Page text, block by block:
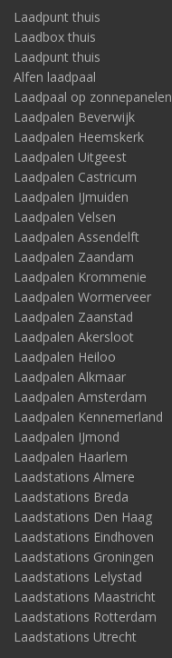
Laadpunt thuis
Laadbox thuis
Laadpunt thuis
Alfen laadpaal
Laadpaal op zonnepanelen
Laadpalen Beverwijk
Laadpalen Heemskerk
Laadpalen Uitgeest
Laadpalen Castricum
Laadpalen IJmuiden
Laadpalen Velsen
Laadpalen Assendelft
Laadpalen Zaandam
Laadpalen Krommenie
Laadpalen Wormerveer
Laadpalen Zaanstad
Laadpalen Akersloot
Laadpalen Heiloo
Laadpalen Alkmaar
Laadpalen Amsterdam
Laadpalen Kennemerland
Laadpalen IJmond
Laadpalen Haarlem
Laadstations Almere
Laadstations Breda
Laadstations Den Haag
Laadstations Eindhoven
Laadstations Groningen
Laadstations Lelystad
Laadstations Maastricht
Laadstations Rotterdam
Laadstations Utrecht